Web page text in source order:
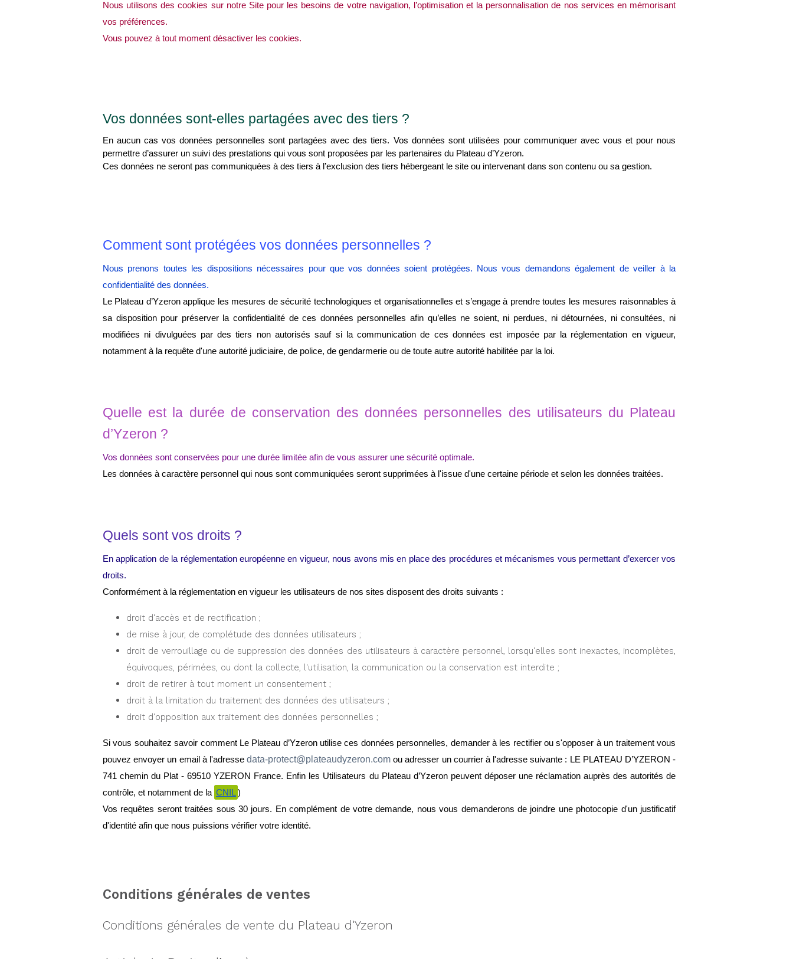
Nous utilisons des cookies sur notre Site pour les besoins de votre navigation, l’optimisation et la personnalisation de nos services en mémorisant
vos préférences.
Vous pouvez à tout moment désactiver les cookies.
Vos données sont-elles partagées avec des tiers ?
En aucun cas vos données personnelles sont partagées avec des tiers. Vos données sont utilisées pour communiquer avec vous et pour nous
permettre d’assurer un suivi des prestations qui vous sont proposées par les partenaires du Plateau d’Yzeron.
Ces données ne seront pas communiquées à des tiers à l’exclusion des tiers hébergeant le site ou intervenant dans son contenu ou sa gestion.
Comment sont protégées vos données personnelles ?
Nous prenons toutes les dispositions nécessaires pour que vos données soient protégées. Nous vous demandons également de veiller à la
confidentialité des données.
Le Plateau d’Yzeron applique les mesures de sécurité technologiques et organisationnelles et s’engage à prendre toutes les mesures raisonnables à
sa disposition pour préserver la confidentialité de ces données personnelles afin qu’elles ne soient, ni perdues, ni détournées, ni consultées, ni
modifiées ni divulguées par des tiers non autorisés sauf si la communication de ces données est imposée par la réglementation en vigueur,
notamment à la requête d'une autorité judiciaire, de police, de gendarmerie ou de toute autre autorité habilitée par la loi.
Quelle est la durée de conservation des données personnelles des utilisateurs du Plateau
d’Yzeron ?
Vos données sont conservées pour une durée limitée afin de vous assurer une sécurité optimale.
Les données à caractère personnel qui nous sont communiquées seront supprimées à l'issue d'une certaine période et selon les données traitées.
Quels sont vos droits ?
En application de la réglementation européenne en vigueur, nous avons mis en place des procédures et mécanismes vous permettant d’exercer vos
droits.
Conformément à la réglementation en vigueur les utilisateurs de nos sites disposent des droits suivants :
droit d'accès et de rectification ;
de mise à jour, de complétude des données utilisateurs ;
droit de verrouillage ou de suppression des données des utilisateurs à caractère personnel, lorsqu'elles sont inexactes, incomplètes,
équivoques, périmées, ou dont la collecte, l'utilisation, la communication ou la conservation est interdite ;
droit de retirer à tout moment un consentement ;
droit à la limitation du traitement des données des utilisateurs ;
droit d'opposition aux traitement des données personnelles ;
Si vous souhaitez savoir comment Le Plateau d’Yzeron utilise ces données personnelles, demander à les rectifier ou s'opposer à un traitement vous
pouvez envoyer un email à l'adresse data-protect@plateaudyzeron.com ou adresser un courrier à l'adresse suivante : LE PLATEAU D’YZERON -
741 chemin du Plat - 69510 YZERON France. Enfin les Utilisateurs du Plateau d’Yzeron peuvent déposer une réclamation auprès des autorités de
contrôle, et notamment de la CNIL)
Vos requêtes seront traitées sous 30 jours. En complément de votre demande, nous vous demanderons de joindre une photocopie d'un justificatif
d'identité afin que nous puissions vérifier votre identité.
Conditions générales de ventes
Conditions générales de vente du Plateau d'Yzeron